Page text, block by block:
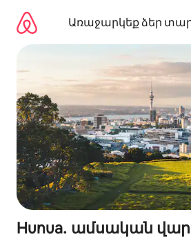
բովանդակությանըԱռաջարկեք ձեր
Hunua․ ամսական